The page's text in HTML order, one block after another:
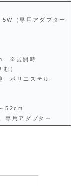
用アダプター
※展開時
）
リエステル
52cm
用アダプター